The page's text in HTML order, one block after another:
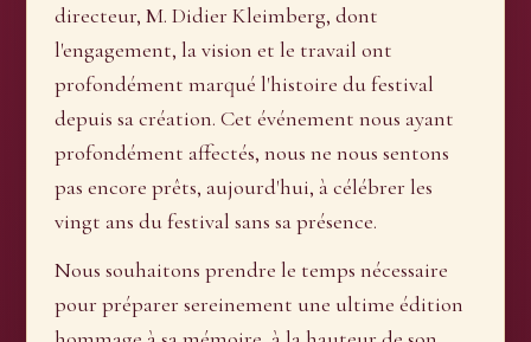
directeur, M. Didier Kleimberg, dont
l'engagement, la vision et le travail ont
profondément marqué l'histoire du festival
depuis sa création. Cet événement nous ayant
profondément affectés, nous ne nous sentons
pas encore prêts, aujourd'hui, à célébrer les
vingt ans du festival sans sa présence.
Nous souhaitons prendre le temps nécessaire
pour préparer sereinement une ultime édition